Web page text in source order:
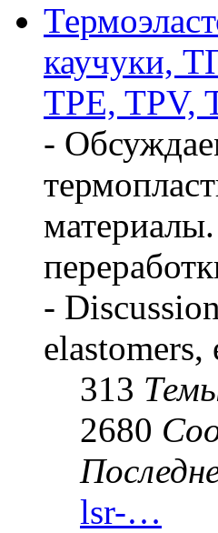
каучуки,
TPE, TPV,
-
-
313
2680
lsr-…